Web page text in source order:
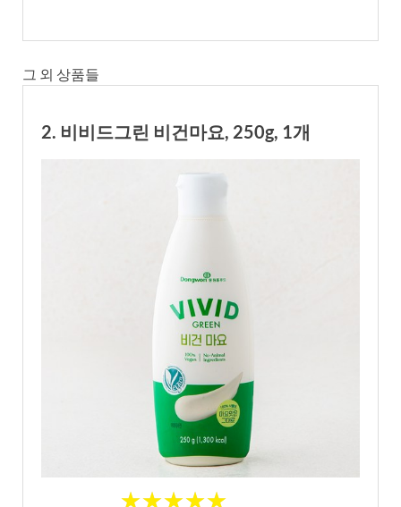
그 외 상품들
2. 비비드그린 비건마요, 250g, 1개
★★★★★
★★★★★